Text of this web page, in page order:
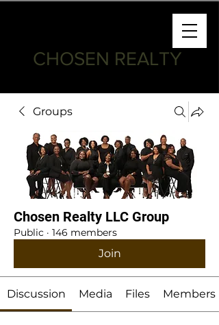
CHOSEN REALTY
Groups
Chosen Realty LLC Group
Public · 146 members
Join
Discussion Media Files Members